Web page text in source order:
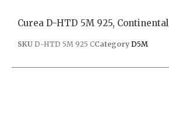
Curea D-HTD 5M 925, Continental
SKU D-HTD 5M 925 CCategory D5M